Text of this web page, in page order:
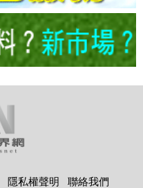
隱私權聲明 聯絡我們